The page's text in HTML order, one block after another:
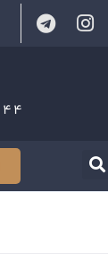
۴۴ ۶۳ ۸۸ ۰۰ ۱۳ ۰۰۶۱